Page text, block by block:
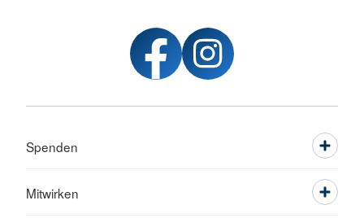
Spenden
Mitwirken